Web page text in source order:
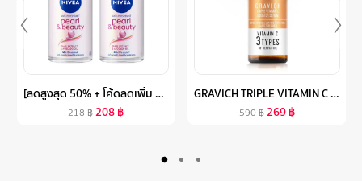
[ลดสูงสุด 50% + โค้ดลดเพิ่ม 20%]นีเวียเพิร์ล แอนด์ บิวตี้ โรลออน ระงับกลิ่นกาย สำหรับผู้หญิง 50 มล. 2 ชิ้น NIVEA
218฿208฿
GRAVICH TRIPLE VITAMIN C BOOSTER SERUM 30 ML
590฿269฿